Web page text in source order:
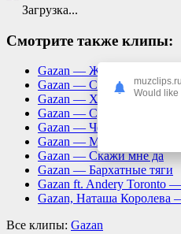
Загрузка...
Смотрите также клипы:
Gazan — Жадные до вайба
Gazan — С Днем Рождения
Gazan — Хабиби
Gazan — Суетолог
Gazan — Че за лев этот
Gazan — Мафия
Gazan — Скажи мне да
Gazan — Бархатные тяги
Gazan ft. Andery Toronto
Gazan, Наташа
Все клипы: Gazan
muzclips.ru
Would like